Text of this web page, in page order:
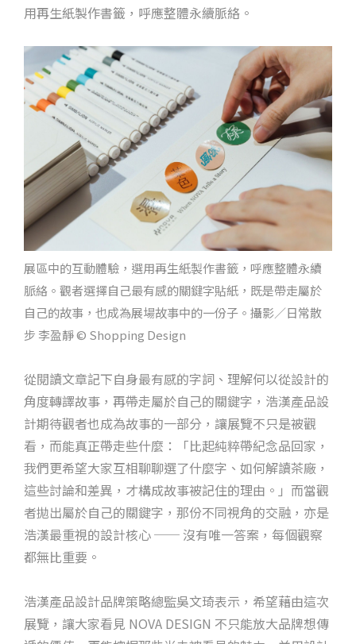
用再生紙製作書籤，呼應整體永續脈絡。
展區中的互動體驗，選用再生紙製作書籤，呼應整體永續
脈絡。觀者選擇自己最有感的關鍵字貼紙，既是帶走屬於
自己的故事，也成為展場故事中的一份子。攝影／日常散
步 李盈靜 © Shopping Design
從閱讀文章記下自身最有感的字詞、理解何以從設計的
角度轉譯故事，再帶走屬於自己的關鍵字，浩漢產品設
計期待觀者也成為故事的一部分，讓展覽不只是被觀
看，而能真正帶走些什麼：「比起純粹帶紀念品回家，
我們更希望大家互相聊聊選了什麼字、如何解讀茶廠，
這些討論和差異，才構成故事被記住的理由。」而當觀
者拋出屬於自己的關鍵字，那份不同視角的交融，亦是
浩漢最重視的設計核心 ── 沒有唯一答案，每個觀察
都無比重要。
浩漢產品設計品牌策略總監吳文琦表示，希望藉由這次
展覽，讓大家看見 NOVA DESIGN 不只能放大品牌想傳